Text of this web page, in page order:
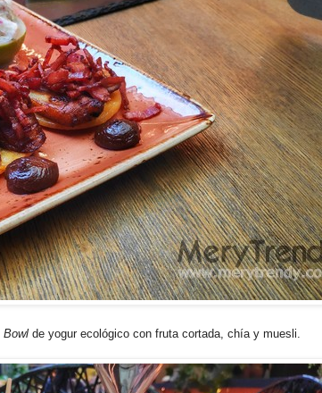
Bowl de yogur ecológico con fruta cortada, chía y muesli.